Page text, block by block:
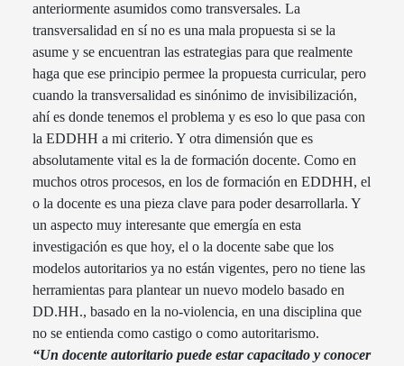
anteriormente asumidos como transversales. La
transversalidad en sí no es una mala propuesta si se la
asume y se encuentran las estrategias para que realmente
haga que ese principio permee la propuesta curricular, pero
cuando la transversalidad es sinónimo de invisibilización,
ahí es donde tenemos el problema y es eso lo que pasa con
la EDDHH a mi criterio. Y otra dimensión que es
absolutamente vital es la de formación docente. Como en
muchos otros procesos, en los de formación en EDDHH, el
o la docente es una pieza clave para poder desarrollarla. Y
un aspecto muy interesante que emergía en esta
investigación es que hoy, el o la docente sabe que los
modelos autoritarios ya no están vigentes, pero no tiene las
herramientas para plantear un nuevo modelo basado en
DD.HH., basado en la no-violencia, en una disciplina que
no se entienda como castigo o como autoritarismo.
“Un docente autoritario puede estar capacitado y conocer